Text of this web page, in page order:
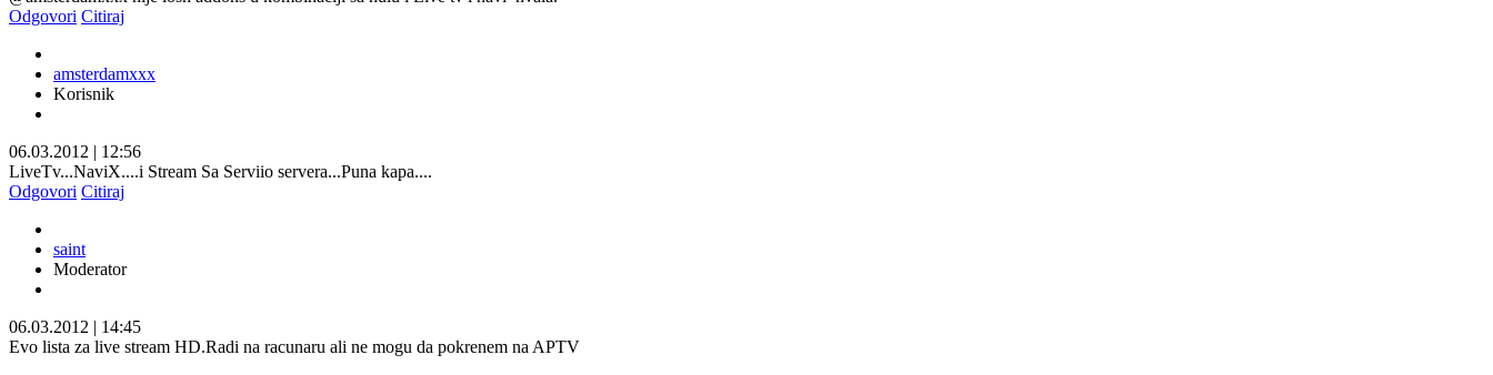
Odgovori Citiraj
amsterdamxxx
Korisnik
06.03.2012 | 12:56
LiveTv...NaviX....i Stream Sa Serviio servera...Puna kapa....
Odgovori Citiraj
saint
Moderator
06.03.2012 | 14:45
Evo lista za live stream HD.Radi na racunaru ali ne mogu da pokrenem na APTV